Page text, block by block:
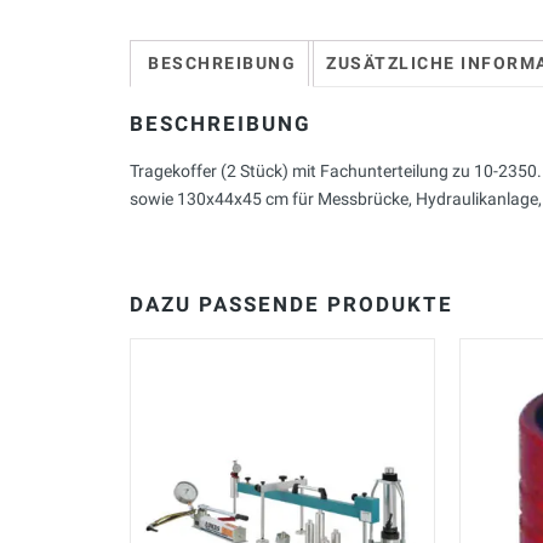
BESCHREIBUNG ZUSÄTZLICHE
BESCHREIBUNG
Tragekoffer (2 Stück) mit Fachunterteilung zu 10-
sowie 130x44x45 cm für Messbrücke, Hydraulikanlage,
DAZU PASSENDE PRODUKTE